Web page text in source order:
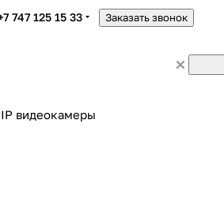
747 125 15 33 Заказать звонок
IP видеокамеры